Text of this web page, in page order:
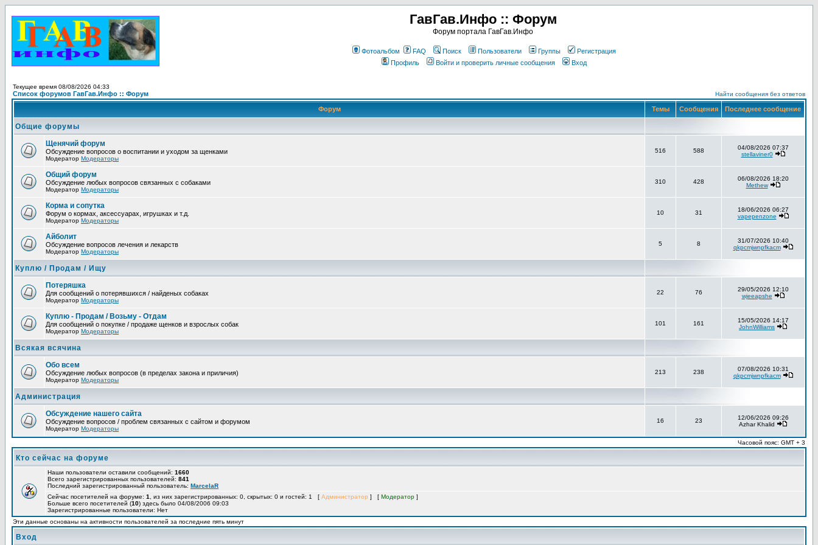
ГавГав.Инфо :: Форум
Форум портала ГавГав.Инфо
Фотоальбом FAQ Поиск Пользователи Группы
Регистрация
Профиль
Войти и проверить личные сообщения Вход
Текущее время 08/08/2026 04:33
Список форумов ГавГав.Инфо :: Форум Найти сообщения без ответов
Форум Темы Сообщения Последнее сообщение
Общие форумы
Щенячий форум
Обсуждение вопросов о воспитании и уходом за щенками
Модератор Модераторы
516 588
04/08/2026 07:37
stellaviner0
Общий форум
Обсуждение любых вопросов связанных с собаками
Модератор Модераторы
310 428
06/08/2026 18:20
Methew
Корма и сопутка
Форум о кормах, аксессуарах, игрушках и т.д.
Модератор Модераторы
10 31
18/06/2026 06:27
vapepenzone
Айболит
Обсуждение вопросов лечения и лекарств
Модератор Модераторы
5 8
31/07/2026 10:40
qkpcmjwnpfkacm
Куплю / Продам / Ищу
Потеряшка
Для сообщений о потерявшихся / найденых собаках
Модератор Модераторы
22 76
29/05/2026 12:10
wjeeapshe
Куплю - Продам / Возьму - Отдам
Для сообщений о покупке / продаже щенков и взрослых собак
Модератор Модераторы
101 161
15/05/2026 14:17
JohnWilliams
Всякая всячина
Обо всем
Обсуждение любых вопросов (в пределах закона и приличия)
Модератор Модераторы
213 238
07/08/2026 10:31
qkpcmjwnpfkacm
Администрация
Обсуждение нашего сайта
Обсуждение вопросов / проблем связанных с сайтом и форумом
Модератор Модераторы
16 23
12/06/2026 09:26
Azhar Khalid
Часовой пояс: GMT + 3
Кто сейчас на форуме
Наши пользователи оставили сообщений: 1660
Всего зарегистрированных пользователей: 841
Последний зарегистрированный пользователь: MarcelaR
Сейчас посетителей на форуме: 1 , из них зарегистрированных: 0, скрытых: 0 и гостей: 1 [ Администратор ] [ Модератор ]
Больше всего посетителей (10) здесь было 04/08/2006 09:03
Зарегистрированные пользователи: Нет
Эти данные основаны на активности пользователей за последние пять минут
Вход